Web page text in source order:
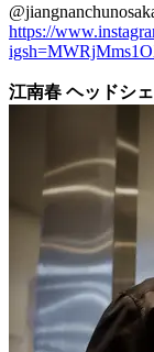
https://
江南春 ヘッドシ